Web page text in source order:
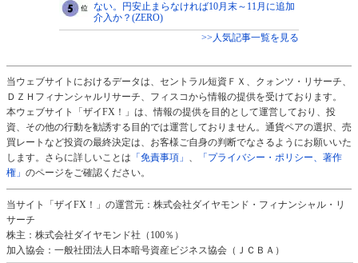
ない。円安止まらなければ10月末～11月に追加
介入か？(ZERO)
>>人気記事一覧を見る
当ウェブサイトにおけるデータは、セントラル短資ＦＸ、クォンツ・リサーチ、
ＤＺＨフィナンシャルリサーチ、フィスコから情報の提供を受けております。
本ウェブサイト「ザイFX！」は、情報の提供を目的として運営しており、投
資、その他の行動を勧誘する目的では運営しておりません。通貨ペアの選択、売
買レートなど投資の最終決定は、お客様ご自身の判断でなさるようにお願いいた
します。さらに詳しいことは 「免責事項」 、
「プライバシー・ポリシー、著作
権」 のページをご確認ください。
当サイト「ザイFX！」の運営元：株式会社ダイヤモンド・フィナンシャル・リ
サーチ
株主：株式会社ダイヤモンド社（100％）
加入協会：一般社団法人日本暗号資産ビジネス協会（ＪＣＢＡ）